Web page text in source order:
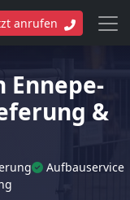
anrufen
Ennepe-
&
Aufbauservice